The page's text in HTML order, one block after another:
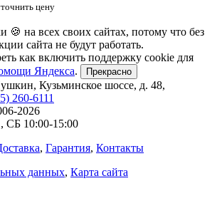
цену
🍪 на всех своих сайтах, потому что без
сайта не будут работать.
как включить поддержку cookie для
Яндекса. Прекрасно
Кузьминское шоссе, д. 48,
260-6111
2026
, СБ 10:00-15:00
, Гарантия, Контакты
данных, Карта сайта